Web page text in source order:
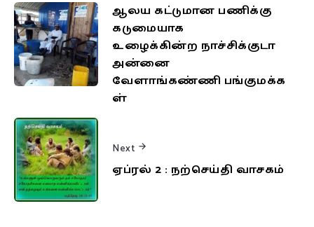
ஆலய கட்டுமான பணிக்கு
கடுமையாக
உழைக்கின்ற நாச்சிக்குடா
அன்னை
வேளாங்கண்ணி பங்குமக்க
ள்
Next
ஏப்ரல் 2 : நற்செய்தி வாசகம்